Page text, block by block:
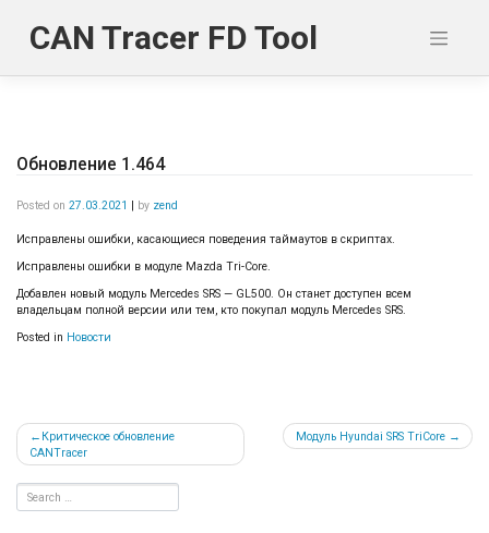
contentCAN Tracer FD Tool
Обновление 1.464
Posted on 27.03.2021 | by zend
Исправлены ошибки, касающиеся поведения таймаутов в скриптах.
Исправлены ошибки в модуле Mazda Tri-Core.
Добавлен новый модуль Mercedes SRS — GL500. Он станет доступен всем
владельцам полной версии или тем, кто покупал модуль Mercedes SRS.
Posted in Новости
Навигация
по
записям
Критическое обновление
CANTracer
Модуль Hyundai SRS TriCore